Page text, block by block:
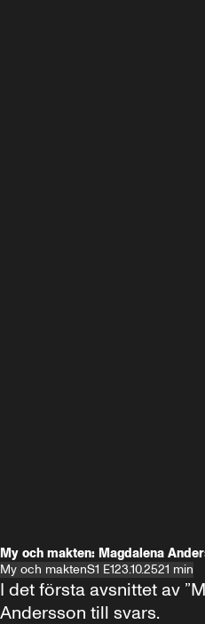
My och makten: Magdalena
My och maktenS1 E123.10.2521 min
I det första avsnittet av
Andersson till svars.